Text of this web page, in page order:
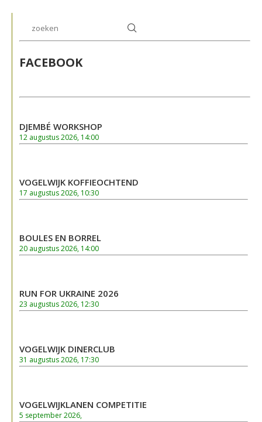
FACEBOOK
DJEMBÉ WORKSHOP
12 augustus 2026, 14:00
VOGELWIJK KOFFIEOCHTEND
17 augustus 2026, 10:30
BOULES EN BORREL
20 augustus 2026, 14:00
RUN FOR UKRAINE 2026
23 augustus 2026, 12:30
VOGELWIJK DINERCLUB
31 augustus 2026, 17:30
VOGELWIJKLANEN COMPETITIE
5 september 2026,